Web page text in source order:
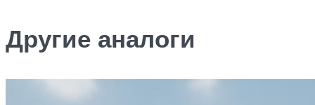
Другие аналоги